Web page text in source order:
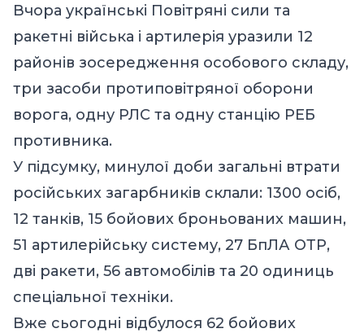
Вчора українські Повітряні сили та
ракетні війська і артилерія уразили 12
районів зосередження особового складу,
три засоби протиповітряної оборони
ворога, одну РЛС та одну станцію РЕБ
противника.
У підсумку, минулої доби загальні втрати
російських загарбників склали: 1300 осіб,
12 танків, 15 бойових броньованих машин,
51 артилерійську систему, 27 БпЛА ОТР,
дві ракети, 56 автомобілів та 20 одиниць
спеціальної техніки.
Вже сьогодні відбулося 62 бойових